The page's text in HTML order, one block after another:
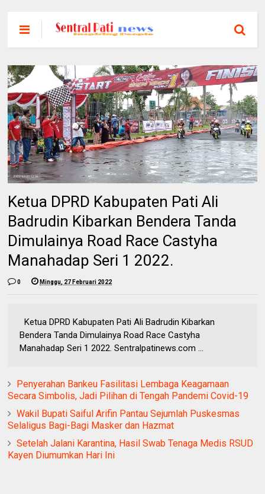
Ketua DPRD Kabupaten Pati Ali
Badrudin Kibarkan Bendera Tanda
Dimulainya Road Race Castyha
Manahadap Seri 1 2022.
0 Minggu, 27 Februari 2022
Ketua DPRD Kabupaten Pati Ali Badrudin Kibarkan
Bendera Tanda Dimulainya Road Race Castyha
Manahadap Seri 1 2022. Sentralpatinews.com ...
Penyerahan Bankeu Fasilitasi Lembaga Keagamaan
Secara Simbolis, Jadi Pilihan di Tengah Pandemi Covid-19
Wakil Bupati Saiful Arifin Pantau Sejumlah Puskesmas
Selaligus Bagi-Bagi Masker dan Hazmat
Setelah Jalani Karantina, Hasil Swab Tenaga Medis RSUD
Kayen Diumumkan Hari Ini